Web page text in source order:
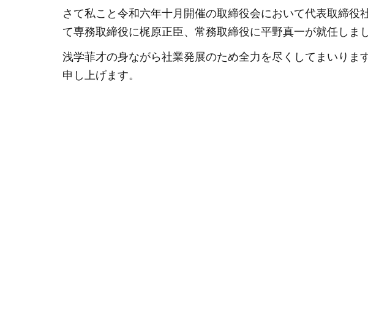
さて私こと令和六年十月開催の取締役会において代表取締
て専務取締役に梶原正臣、常務取締役に平野真一が就任しまし
浅学菲才の身ながら社業発展のため全力を尽くしてまいりま
申し上げます。